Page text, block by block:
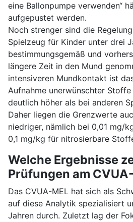
eine Ballonpumpe verwenden“
aufgepustet werden.
Noch strenger sind die
Spielzeug für Kinder unter drei
bestimmungsgemäß und
längere Zeit in den Mund
intensiveren Mundkontakt ist
Aufnahme unerwünschter
deutlich höher als bei anderen
Daher liegen die Grenzwerte
niedriger, nämlich bei 0,01 mg/
0,1 mg/kg für nitrosierbare
Welche Ergebnisse
Prüfungen am
Das CVUA-MEL hat sich als
auf diese Analytik spezialisiert
Jahren durch. Zuletzt lag der